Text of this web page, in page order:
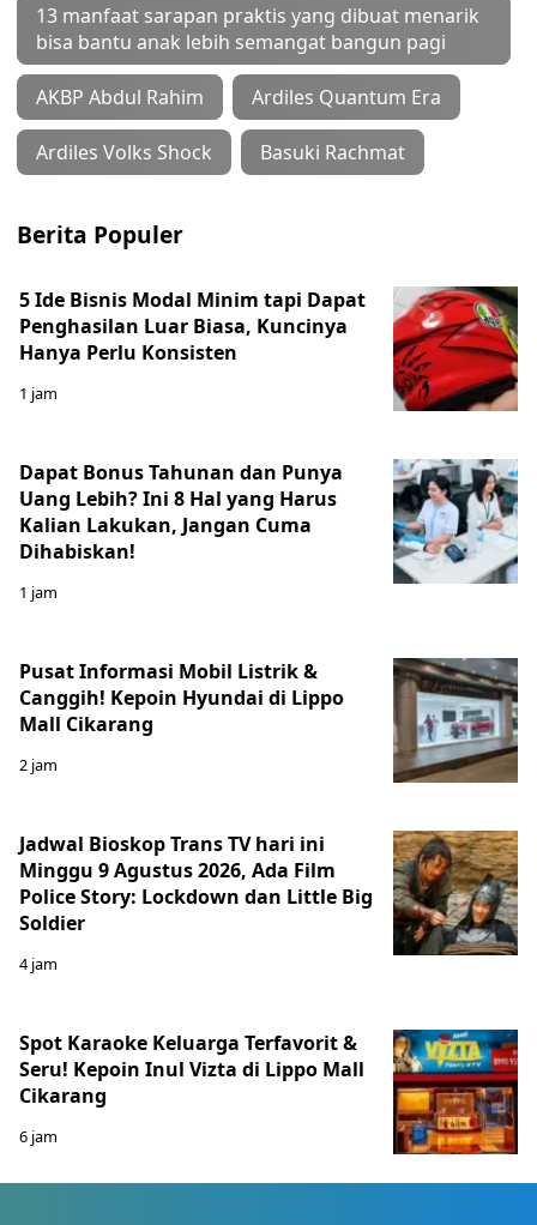
13 manfaat sarapan praktis yang dibuat menarik
bisa bantu anak lebih semangat bangun pagi
AKBP Abdul Rahim Ardiles Quantum Era
Ardiles Volks Shock Basuki Rachmat
Berita Populer
5 Ide Bisnis Modal Minim tapi Dapat
Penghasilan Luar Biasa, Kuncinya
Hanya Perlu Konsisten
1 jam
Dapat Bonus Tahunan dan Punya
Uang Lebih? Ini 8 Hal yang Harus
Kalian Lakukan, Jangan Cuma
Dihabiskan!
1 jam
Pusat Informasi Mobil Listrik &
Canggih! Kepoin Hyundai di Lippo
Mall Cikarang
2 jam
Jadwal Bioskop Trans TV hari ini
Minggu 9 Agustus 2026, Ada Film
Police Story: Lockdown dan Little Big
Soldier
4 jam
Spot Karaoke Keluarga Terfavorit &
Seru! Kepoin Inul Vizta di Lippo Mall
Cikarang
6 jam